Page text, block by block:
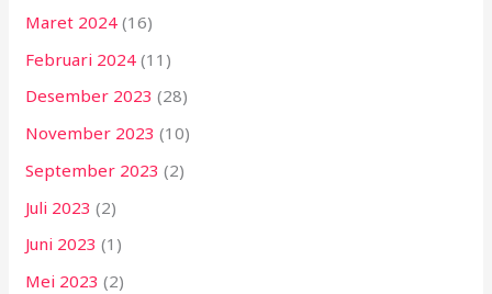
Maret 2024 (16)
Februari 2024 (11)
Desember 2023 (28)
November 2023 (10)
September 2023 (2)
Juli 2023 (2)
Juni 2023 (1)
Mei 2023 (2)